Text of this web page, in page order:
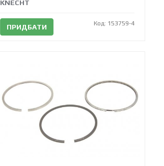
KNECHT
ПРИДБАТИ Код: 153759-4